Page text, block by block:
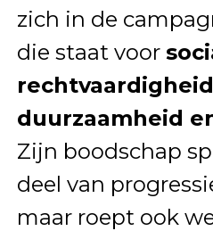
zich in de
die staat voor
duurzaamheid
Zijn boodschap
deel van
maar roept ook